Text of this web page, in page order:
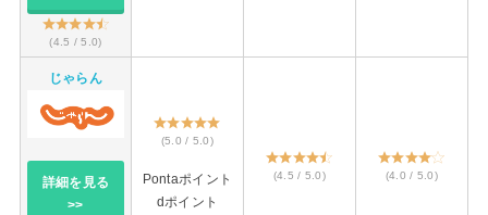
(4.5 / 5.0)
じゃらん
詳細を見る
>>
(5.0 / 5.0)
Pontaポイント
dポイント
(4.5 / 5.0) (4.0 / 5.0)